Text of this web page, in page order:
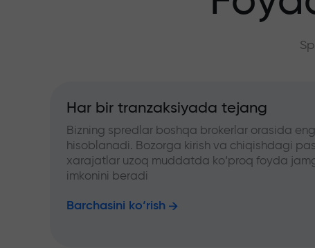
Har bir tranzaksiyada tejang
Bizning spredlar boshqa brokerlar orasida
hisoblanadi. Bozorga kirish va chiqishdagi
xarajatlar uzoq muddatda ko‘proq foyda
imkonini beradi
Barchasini ko‘rish